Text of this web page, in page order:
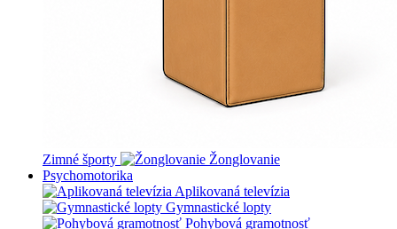
Zimné športy
Žonglovanie
Psychomotorika
Aplikovaná televízia
Gymnastické lopty
Pohybová gramotnosť